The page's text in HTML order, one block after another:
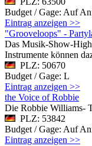
Budget / Gage: Auf
Eintrag anzeigen >>
"Grooveloops" -
Das Musik-Show-
Instrumente können
PLZ: 50670
Budget / Gage: L
Eintrag anzeigen >>
the Voice of Robbie
Die Robbie Williams-
PLZ: 53842
Budget / Gage: Auf
Eintrag anzeigen >>